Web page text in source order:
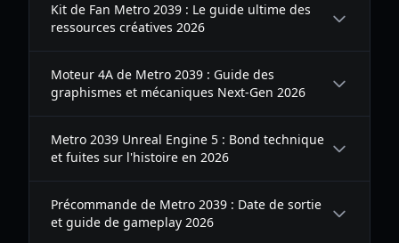
Kit de Fan Metro 2039 : Le guide ultime des
ressources créatives 2026
Moteur 4A de Metro 2039 : Guide des
graphismes et mécaniques Next-Gen 2026
Metro 2039 Unreal Engine 5 : Bond technique
et fuites sur l'histoire en 2026
Précommande de Metro 2039 : Date de sortie
et guide de gameplay 2026